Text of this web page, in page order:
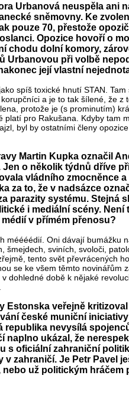
Urbanová neuspěla ani
sněmovny. Ke
pouze 70, přestože
Opozice hovoří o
chodu dolní komory,
Urbanovou při volbě
její vlastní
spíš toxické hnutí STAN. Tam
a je to tak šílené, že z
protože je (s prominutím)
platí pro Rakušana. Kdyby tam
byl by ostatními členy
Martin Kupka označil
Jen o několik týdnů dříve
vládního zmocněnce
za to, že v nadsázce
parazity systému. Stejná
i mediální scény. Není
v přímém přenosu?
méééédií. Oni dávají bumážku
šmejdech, sviních, svoloči,
tento svět převrácených
se ke všem těmto novinářům
dohledné době k nějaké
Estonska veřejně
české muniční
republika nevysílá
naplno ukázal, že
s oficiální zahraniční
zahraničí. Je Petr Pavel
už politickým hráčem